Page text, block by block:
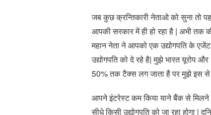
जब कुछ क्रन्तिकारी नेताओ को सुना तो
आपकी सरकार में ही हो रहा है | अभी तक
महान नेता ने आपको एक उद्योगपति के
उद्योगपति को दे रहे है| मुझे भारत यूरोप
50% तक टैक्स लग जाता है पर मुझे इस से
आपने इंटरेस्ट कम किया याने बैंक से मिलने
सीधे किसी उद्योगपति को जा रहा होगा